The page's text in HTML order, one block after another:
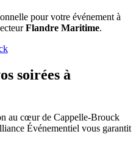
pour votre événement à
Flandre Maritime.
soirées à
au cœur de Cappelle-Brouck
Événementiel vous garantit